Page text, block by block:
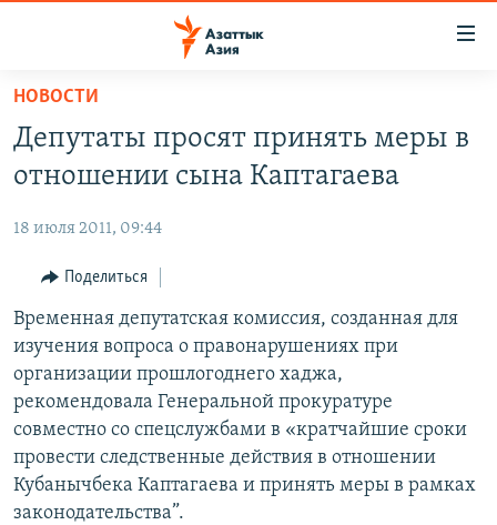
Вернуться
основному
содержанию
навигации
Вернутся
поиску
КАЗАХСТАН
УЗБЕКИСТАН
ТАДЖИКИСТАН
НОВОСТИ
НА ДРУГИХ ЯЗЫКАХ
ҚАЗАҚША
КЫРГЫЗЧА
ТОҶИКӢ
TÜRKMENÇE
Все сайты РСЕ/РС
НОВОСТИ
Депутаты просят принять меры в
отношении сына Каптагаева
18 июля 2011, 09:44
Поделиться
Временная депутатская комиссия, созданная для
изучения вопроса о правонарушениях при
организации прошлогоднего хаджа,
рекомендовала Генеральной прокуратуре
совместно со спецслужбами в «кратчайшие сроки
провести следственные действия в отношении
Кубанычбека Каптагаева и принять меры в рамках
законодательства”.